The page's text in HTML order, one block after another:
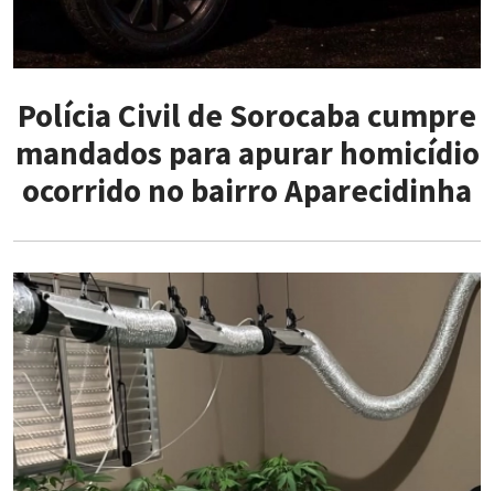
Polícia Civil de Sorocaba cumpre
mandados para apurar homicídio
ocorrido no bairro Aparecidinha